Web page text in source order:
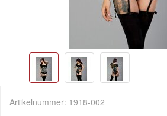
Artikelnummer: 1918-002